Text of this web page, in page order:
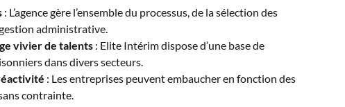
: L’agence gère l’ensemble du processus, de la sélection des
administrative.
vivier de talents: Elite Intérim dispose d’une base de
dans divers secteurs.
: Les entreprises peuvent embaucher en fonction des
contrainte.